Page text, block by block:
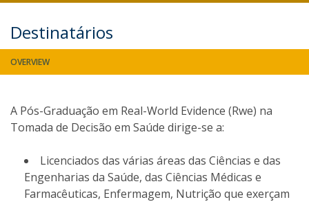
Destinatários
OVERVIEW
A Pós-Graduação em Real-World Evidence (Rwe) na
Tomada de Decisão em Saúde dirige-se a:
Licenciados das várias áreas das Ciências e das
Engenharias da Saúde, das Ciências Médicas e
Farmacêuticas, Enfermagem, Nutrição que exerçam